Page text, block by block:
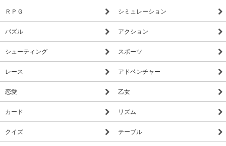
ＲＰＧ シミュレーション
パズル アクション
シューティング スポーツ
レース アドベンチャー
恋愛 乙女
カード リズム
クイズ テーブル